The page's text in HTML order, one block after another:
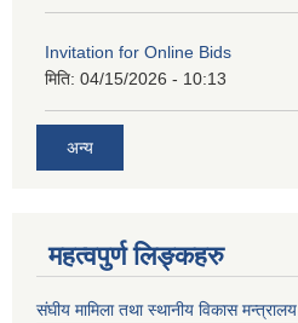
Invitation for Online Bids
मिति: 04/15/2026 - 10:13
अन्य
महत्वपुर्ण लिङ्कहरु
संघीय मामिला तथा स्थानीय विकास मन्त्रालय